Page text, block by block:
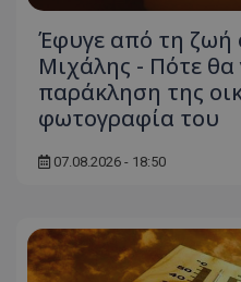
Έφυγε από τη ζωή
Μιχάλης - Πότε θα
παράκληση της
φωτογραφία του
07.08.2026 - 18:50